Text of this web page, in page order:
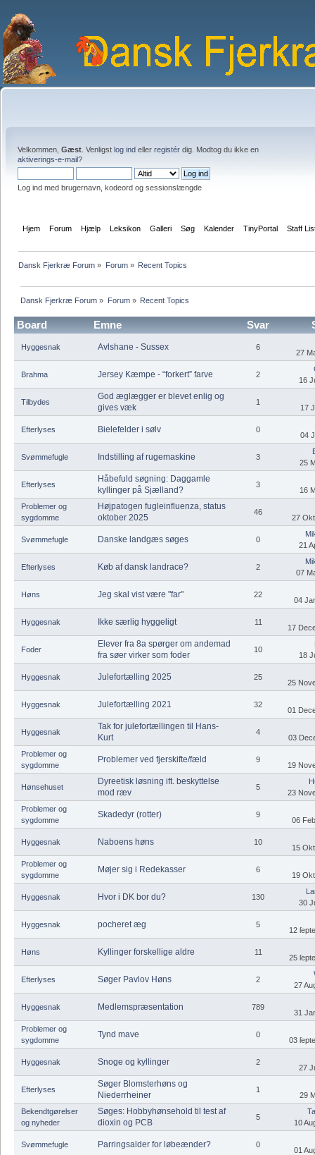
Velkommen, Gæst . Venligst log ind eller registér dig. Modtog du ikke en
aktiverings-e-mail?
Log ind med brugernavn, kodeord og sessionslængde
Hjem Forum Hjælp Leksikon Galleri Søg Kalender TinyPortal Staff
Dansk Fjerkræ Forum » Forum» Recent Topics
Dansk Fjerkræ Forum » Forum» Recent Topics
Board Emne Svar
Hyggesnak Avlshane - Sussex 6
27
Brahma Jersey Kæmpe - “forkert” farve 2
16
Tilbydes
God æglægger er blevet enlig og
gives væk
1
17
Efterlyses Bielefelder i sølv 0
04
Svømmefugle Indstilling af rugemaskine 3
25
Efterlyses
Håbefuld søgning: Daggamle
kyllinger på Sjælland?
3
16
Problemer og
sygdomme
Højpatogen fugleinfluenza, status
oktober 2025
46
27
Svømmefugle Danske landgæs søges 0
21
Efterlyses Køb af dansk landrace? 2
07
Høns Jeg skal vist være "far" 22
04
Hyggesnak Ikke særlig hyggeligt 11
17
Foder
Elever fra 8a spørger om andemad
fra søer virker som foder
10
18
Hyggesnak Julefortælling 2025 25
25
Hyggesnak Julefortælling 2021 32
01
Hyggesnak
Tak for julefortællingen til Hans-
Kurt
4
03
Problemer og
sygdomme
Problemer ved fjerskifte/fæld 9
19
Hønsehuset
Dyreetisk løsning ift. beskyttelse
mod ræv
5
23
Problemer og
sygdomme
Skadedyr (rotter) 9
06
Hyggesnak Naboens høns 10
15
Problemer og
sygdomme
Møjer sig i Redekasser 6
19
Hyggesnak Hvor i DK bor du? 130
30
Hyggesnak pocheret æg 5
12
Høns Kyllinger forskellige aldre 11
25
Efterlyses Søger Pavlov Høns 2
27
Hyggesnak Medlemspræsentation 789
31
Problemer og
sygdomme
Tynd mave 0
03
Hyggesnak Snoge og kyllinger 2
27
Efterlyses
Søger Blomsterhøns og
Niederrheiner
1
29
Bekendtgørelser
og nyheder
Søges: Hobbyhønsehold til test af
dioxin og PCB
5
10
Svømmefugle Parringsalder for løbeænder? 0
01